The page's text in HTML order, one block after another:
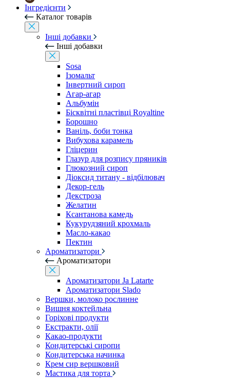
Інгредієнти
Каталог товарів
Інші добавки
Інші добавки
Sosa
Ізомальт
Інвертний сироп
Агар-агар
Альбумін
Бісквітні пластівці Royaltine
Борошно
Ваніль, боби тонка
Вибухова карамель
Гліцерин
Глазур для розпису пряників
Глюкозний сироп
Діоксид титану - відбілювач
Декор-гель
Декстроза
Желатин
Ксантанова камедь
Кукурудзяний крохмаль
Масло-какао
Пектин
Ароматизатори
Ароматизатори
Ароматизатори Ja Latarte
Ароматизатори Slado
Вершки, молоко рослинне
Вишня коктейльна
Горіхові продукти
Екстракти, олії
Какао-продукти
Кондитерські сиропи
Кондитерська начинка
Крем сир вершковий
Мастика для торта